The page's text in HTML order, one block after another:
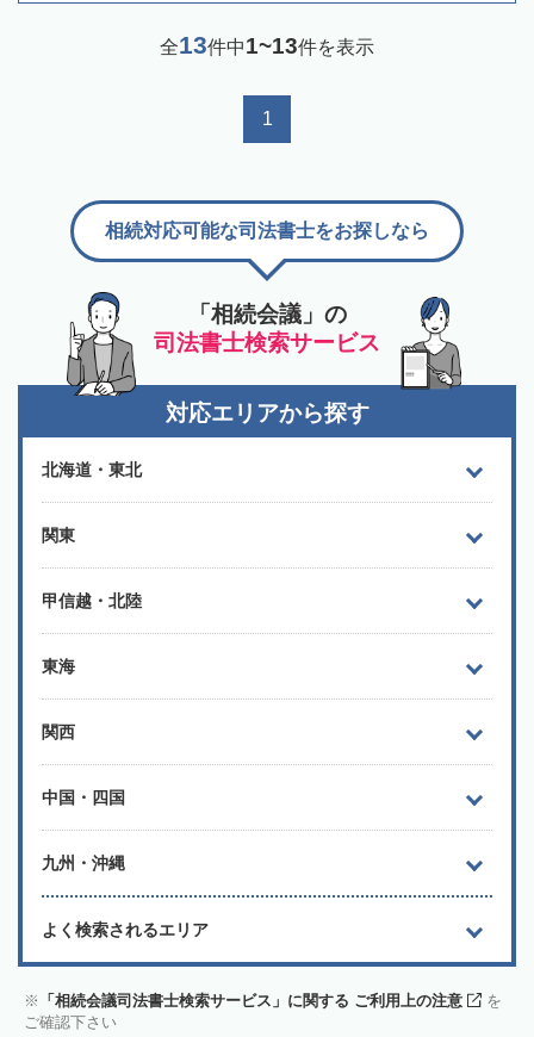
全13件中1~13件を表示
1
「相続会議」の
司法書士検索サービス
相続対応可能な司法書士をお探しなら
対応エリアから探す
北海道・東北
関東
甲信越・北陸
東海
関西
中国・四国
九州・沖縄
よく検索されるエリア
「相続会議司法書士検索サービス」に関する ご利用上の注意
を
ご確認下さい